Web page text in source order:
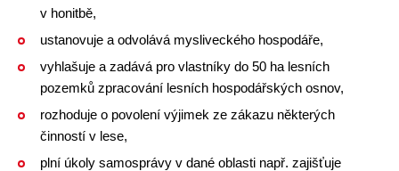
v honitbě,
ustanovuje a odvolává mysliveckého hospodáře,
vyhlašuje a zadává pro vlastníky do 50 ha lesních
pozemků zpracování lesních hospodářských osnov,
rozhoduje o povolení výjimek ze zákazu některých
činností v lese,
plní úkoly samosprávy v dané oblasti např. zajišťuje